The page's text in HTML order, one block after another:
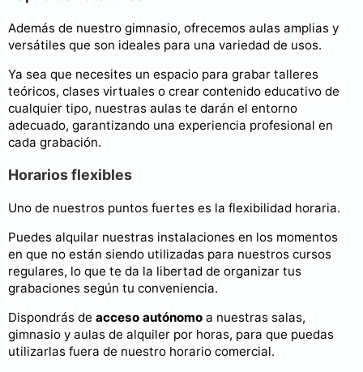
Además de nuestro gimnasio, ofrecemos aulas amplias y
versátiles que son ideales para una variedad de usos.
Ya sea que necesites un espacio para grabar talleres
teóricos, clases virtuales o crear contenido educativo de
cualquier tipo, nuestras aulas te darán el entorno
adecuado, garantizando una experiencia profesional en
cada grabación.
Horarios flexibles
Uno de nuestros puntos fuertes es la flexibilidad horaria.
Puedes alquilar nuestras instalaciones en los momentos
en que no están siendo utilizadas para nuestros cursos
regulares, lo que te da la libertad de organizar tus
grabaciones según tu conveniencia.
Dispondrás de acceso autónomo a nuestras salas,
gimnasio y aulas de alquiler por horas, para que puedas
utilizarlas fuera de nuestro horario comercial.